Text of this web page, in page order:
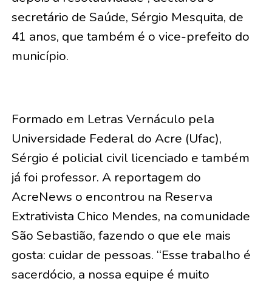
secretário de Saúde, Sérgio Mesquita, de
41 anos, que também é o vice-prefeito do
município.
Formado em Letras Vernáculo pela
Universidade Federal do Acre (Ufac),
Sérgio é policial civil licenciado e também
já foi professor. A reportagem do
AcreNews o encontrou na Reserva
Extrativista Chico Mendes, na comunidade
São Sebastião, fazendo o que ele mais
gosta: cuidar de pessoas. “Esse trabalho é
sacerdócio, a nossa equipe é muito